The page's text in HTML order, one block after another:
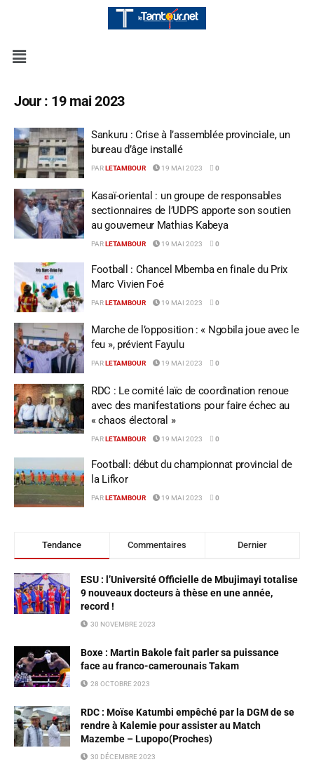
Jour : 19 mai 2023
Sankuru : Crise à l’assemblée provinciale, un
bureau d’âge installé
PAR LETAMBOUR 19 MAI 2023 0
Kasaï-oriental : un groupe de responsables
sectionnaires de l’UDPS apporte son soutien
au gouverneur Mathias Kabeya
PARLETAMBOUR 19 MAI 2023 0
Football : Chancel Mbemba en finale du Prix
Marc Vivien Foé
PARLETAMBOUR 19 MAI 2023 0
Marche de l’opposition : « Ngobila joue avec le
feu », prévient Fayulu
PAR LETAMBOUR 19 MAI 2023 0
RDC : Le comité laïc de coordination renoue
avec des manifestations pour faire échec au
« chaos électoral »
PARLETAMBOUR 19 MAI 2023 0
Football: début du championnat provincial de
la Lifkor
PARLETAMBOUR 19 MAI 2023 0
Tendance Commentaires Dernier
ESU : l’Université Officielle de Mbujimayi totalise
9 nouveaux docteurs à thèse en une année,
record !
30 NOVEMBRE 2023
Boxe : Martin Bakole fait parler sa puissance
face au franco-camerounais Takam
28 OCTOBRE 2023
RDC : Moïse Katumbi empêché par la DGM de se
rendre à Kalemie pour assister au Match
Mazembe – Lupopo(Proches)
30 DÉCEMBRE 2023